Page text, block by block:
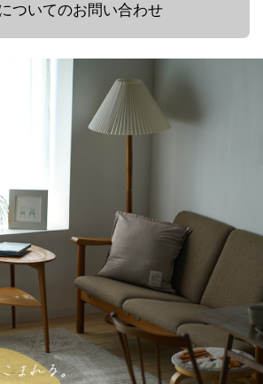
ついてのお問い合わせ